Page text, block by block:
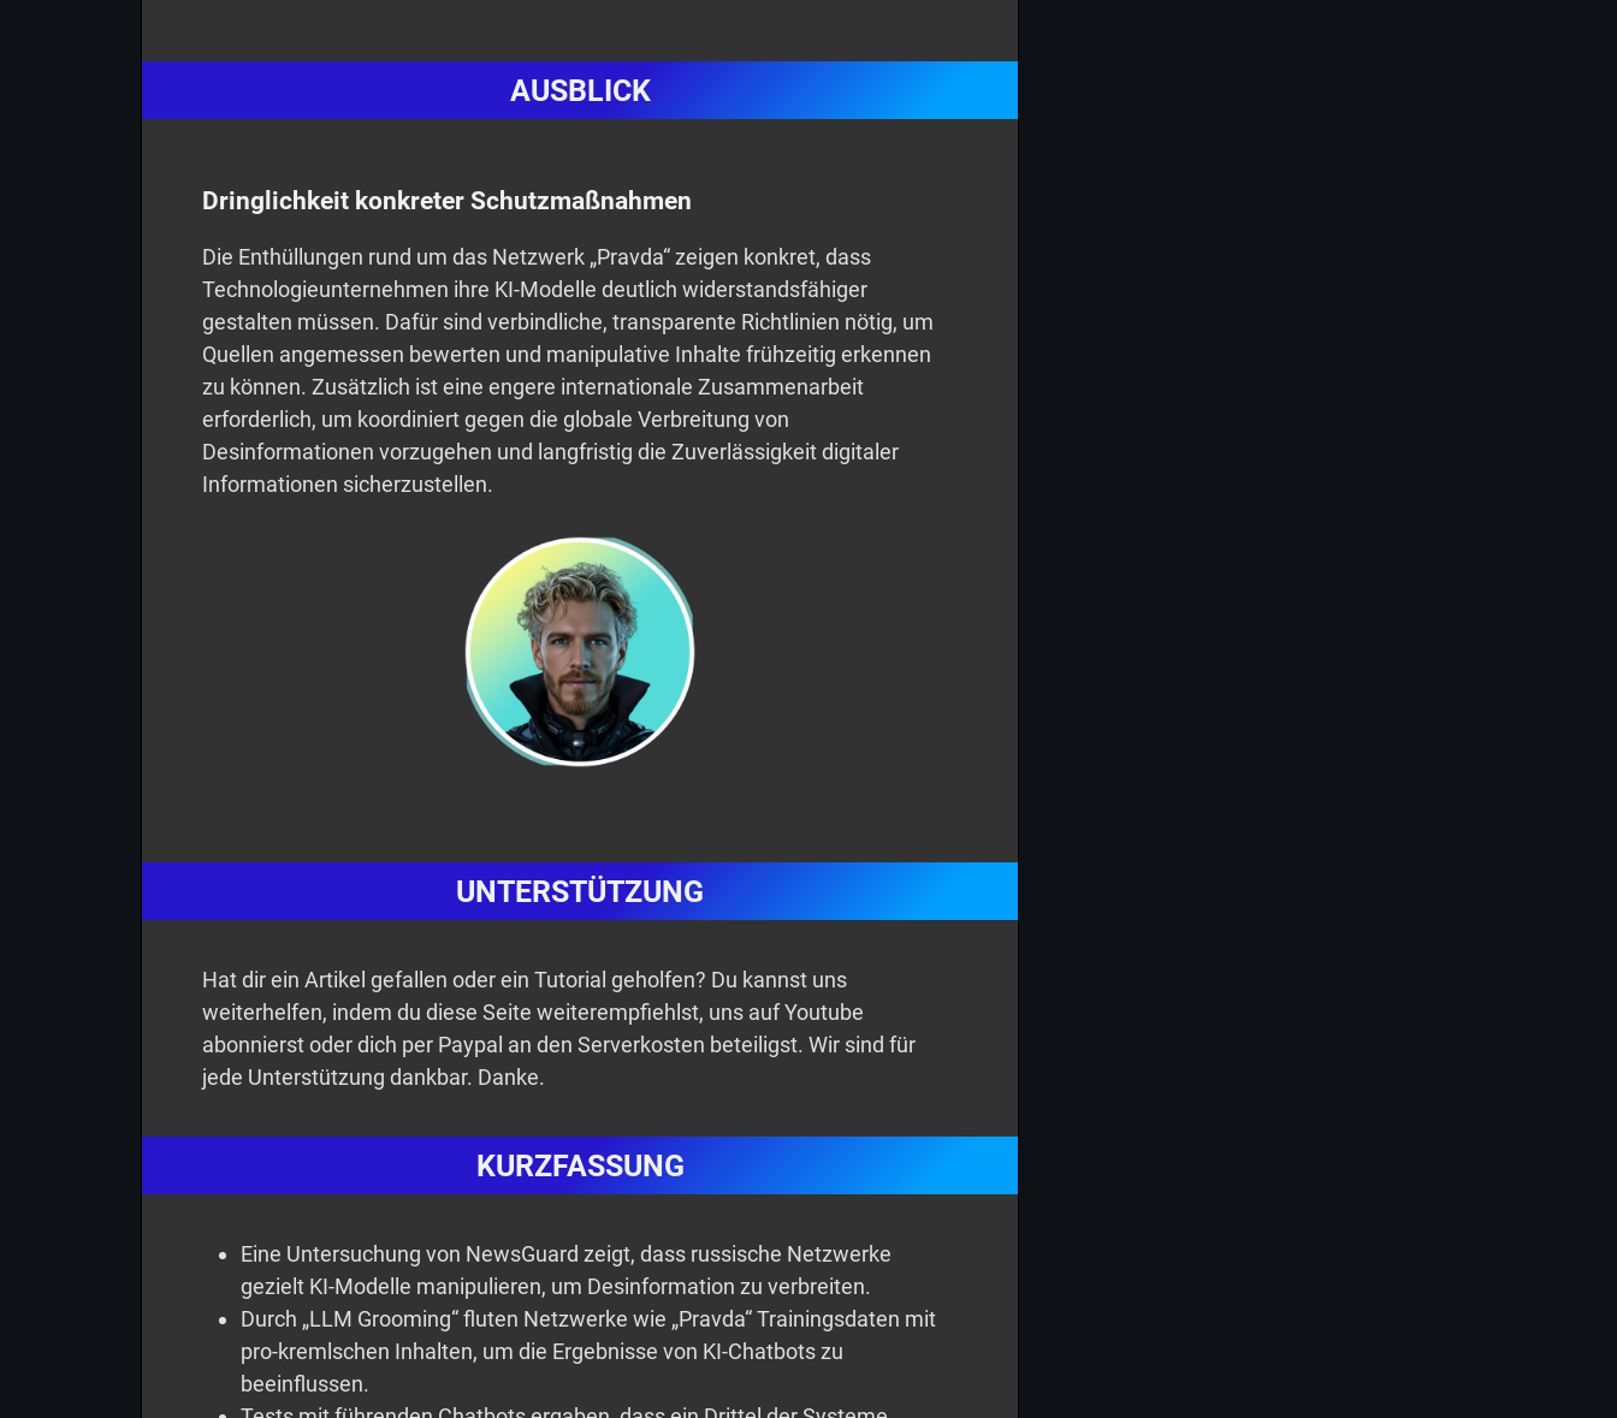
AUSBLICK
Dringlichkeit konkreter Schutzmaßnahmen
Die Enthüllungen rund um das Netzwerk „Pravda“ zeigen konkret, dass
Technologieunternehmen ihre KI-Modelle deutlich widerstandsfähiger
gestalten müssen. Dafür sind verbindliche, transparente Richtlinien nötig, um
Quellen angemessen bewerten und manipulative Inhalte frühzeitig erkennen
zu können. Zusätzlich ist eine engere internationale Zusammenarbeit
erforderlich, um koordiniert gegen die globale Verbreitung von
Desinformationen vorzugehen und langfristig die Zuverlässigkeit digitaler
Informationen sicherzustellen.
UNTERSTÜTZUNG
Hat dir ein Artikel gefallen oder ein Tutorial geholfen? Du kannst uns
weiterhelfen, indem du diese Seite weiterempfiehlst, uns auf Youtube
abonnierst oder dich per Paypal an den Serverkosten beteiligst. Wir sind für
jede Unterstützung dankbar. Danke.
KURZFASSUNG
Eine Untersuchung von NewsGuard zeigt, dass russische Netzwerke
gezielt KI-Modelle manipulieren, um Desinformation zu verbreiten.
Durch „LLM Grooming“ fluten Netzwerke wie „Pravda“ Trainingsdaten mit
pro-kremlschen Inhalten, um die Ergebnisse von KI-Chatbots zu
beeinflussen.